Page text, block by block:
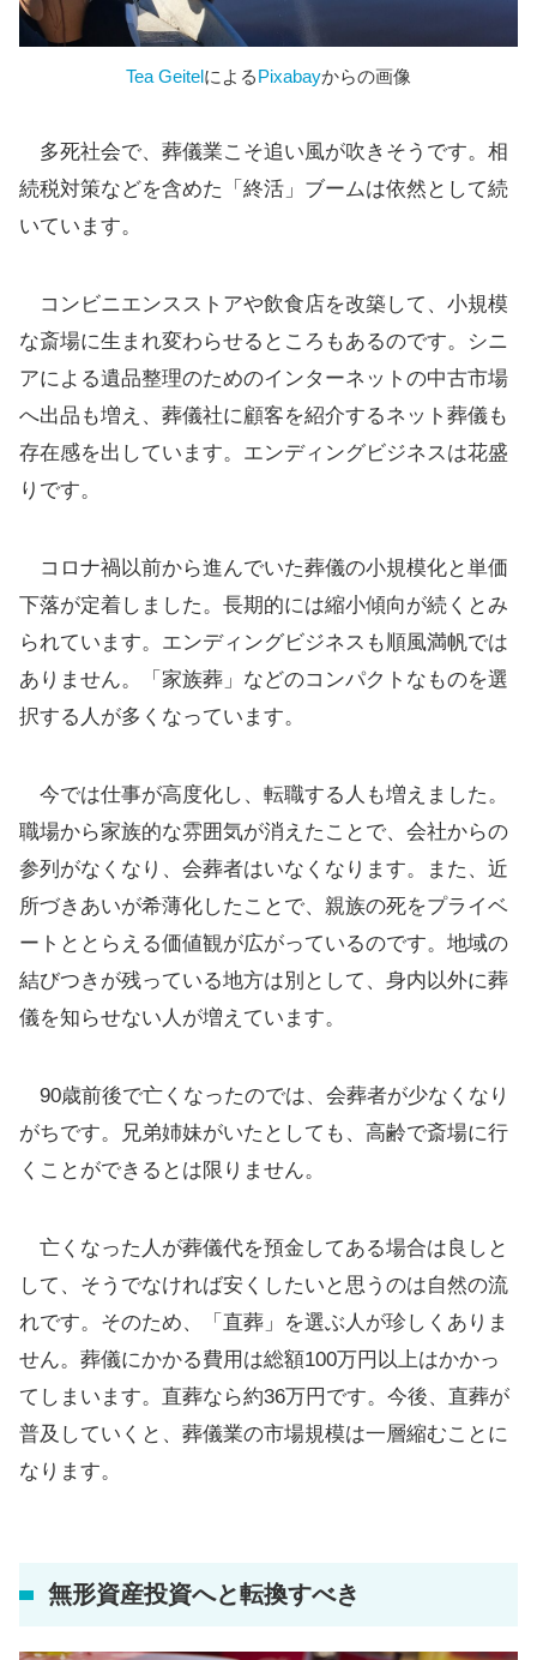
Tea GeitelによるPixabayからの画像
多死社会で、葬儀業こそ追い風が吹きそうです。相
続税対策などを含めた「終活」ブームは依然として続
いています。
コンビニエンスストアや飲食店を改築して、小規模
な斎場に生まれ変わらせるところもあるのです。シニ
アによる遺品整理のためのインターネットの中古市場
へ出品も増え、葬儀社に顧客を紹介するネット葬儀も
存在感を出しています。エンディングビジネスは花盛
りです。
コロナ禍以前から進んでいた葬儀の小規模化と単価
下落が定着しました。長期的には縮小傾向が続くとみ
られています。エンディングビジネスも順風満帆では
ありません。「家族葬」などのコンパクトなものを選
択する人が多くなっています。
今では仕事が高度化し、転職する人も増えました。
職場から家族的な雰囲気が消えたことで、会社からの
参列がなくなり、会葬者はいなくなります。また、近
所づきあいが希薄化したことで、親族の死をプライベ
ートととらえる価値観が広がっているのです。地域の
結びつきが残っている地方は別として、身内以外に葬
儀を知らせない人が増えています。
90歳前後で亡くなったのでは、会葬者が少なくなり
がちです。兄弟姉妹がいたとしても、高齢で斎場に行
くことができるとは限りません。
亡くなった人が葬儀代を預金してある場合は良しと
して、そうでなければ安くしたいと思うのは自然の流
れです。そのため、「直葬」を選ぶ人が珍しくありま
せん。葬儀にかかる費用は総額100万円以上はかかっ
てしまいます。直葬なら約36万円です。今後、直葬が
普及していくと、葬儀業の市場規模は一層縮むことに
なります。
無形資産投資へと転換すべき